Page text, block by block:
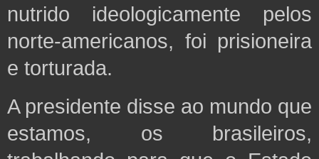
nutrido ideologicamente pelos
norte-americanos, foi prisioneira
e torturada.
A presidente disse ao mundo que
estamos, os brasileiros,